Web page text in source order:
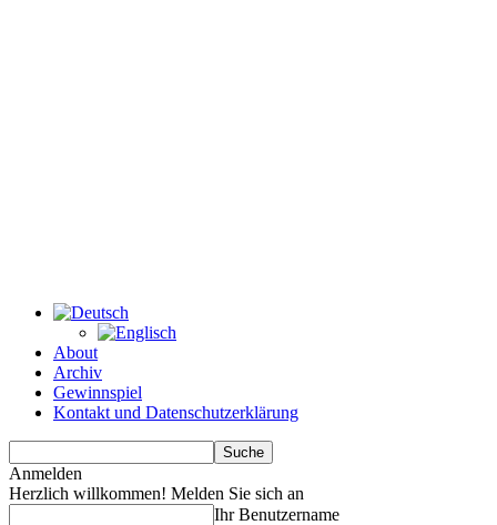
About
Archiv
Gewinnspiel
Kontakt und Datenschutzerklärung
Anmelden
Herzlich willkommen! Melden Sie sich an
Ihr Benutzername